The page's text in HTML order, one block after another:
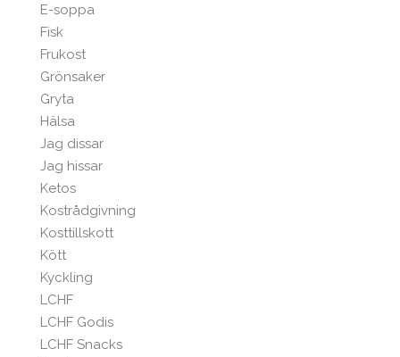
E-soppa
Fisk
Frukost
Grönsaker
Gryta
Hälsa
Jag dissar
Jag hissar
Ketos
Kostrådgivning
Kosttillskott
Kött
Kyckling
LCHF
LCHF Godis
LCHF Snacks